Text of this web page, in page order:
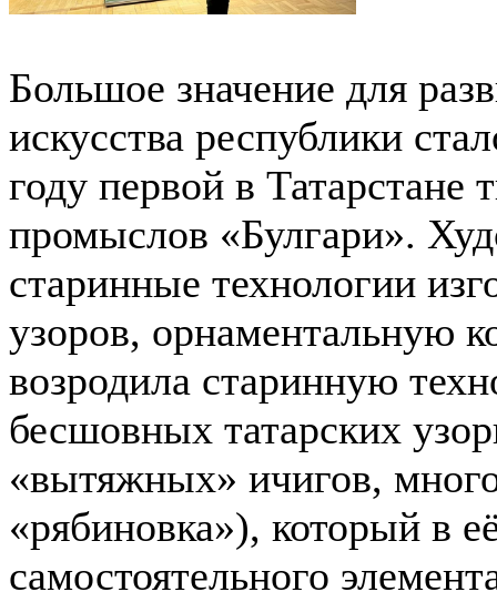
Большое значение для
искусства республики
году первой в Татарстане
промыслов «Булгари».
старинные технологии
узоров, орнаментальную
возродила старинную
бесшовных татарских
«вытяжных» ичигов,
«рябиновка»), который в
самостоятельного